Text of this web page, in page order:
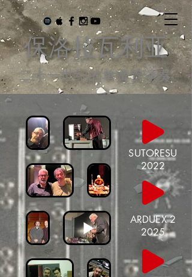
保洛拉瓦利亚
二十一世纪的单簧管演奏
SUTORESU
2022
ARDUEX 2
2025